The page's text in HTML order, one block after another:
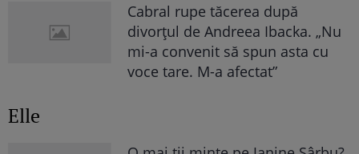
Cabral rupe tăcerea după
divorțul de Andreea Ibacka. „Nu
mi-a convenit să spun asta cu
voce tare. M-a afectat”
Elle